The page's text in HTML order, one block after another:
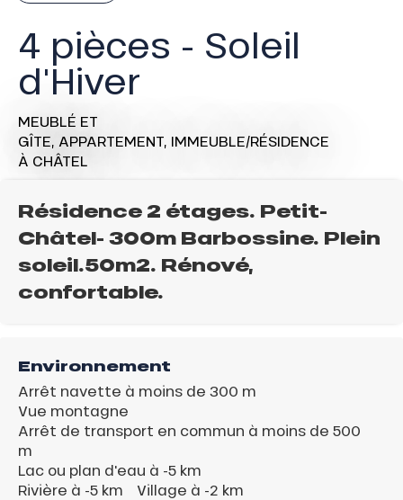
4 pièces - Soleil
d'Hiver
MEUBLÉ ET
GÎTE, APPARTEMENT, IMMEUBLE/RÉSIDENCE
À CHÂTEL
Résidence 2 étages. Petit-
Châtel- 300m Barbossine. Plein
soleil.50m2. Rénové,
confortable.
Environnement
Arrêt navette à moins de 300 m
Vue montagne
Arrêt de transport en commun à moins de 500
m
Lac ou plan d'eau à -5 km
Rivière à -5 km
Village à -2 km